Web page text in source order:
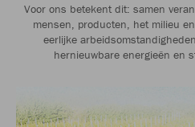
Voor ons betekent dit: samen
mensen, producten, het milieu
eerlijke
hernieuwbare energieën en